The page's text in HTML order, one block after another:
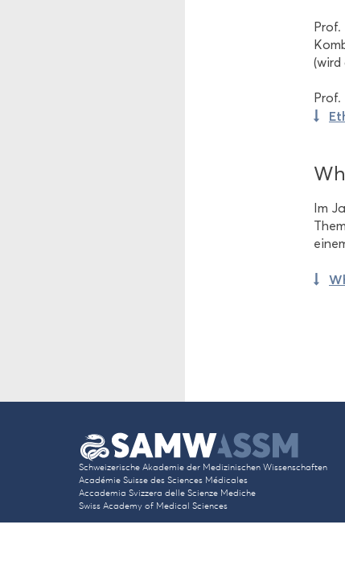
Prof.
Prof.
Im
Schwei­ze­ri­sche Aka­de­mie der Me­di­zi­ni­schen Wis­sen­schaf­ten
Académie Suis­se des Sci­en­ces Médicales
Ac­ca­de­mia Svi­zze­ra delle Sci­en­ze Me­di­che
Swiss Aca­de­my of Me­di­cal Sci­en­ces